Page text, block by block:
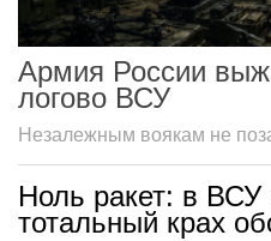
Армия России
логово ВСУ
Незалежным воякам не
Ноль ракет: в ВСУ
тотальный крах